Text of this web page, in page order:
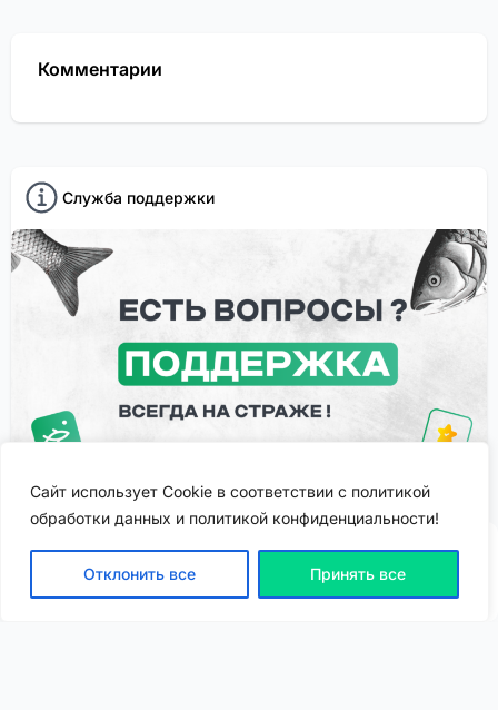
Сайт использует Cookie в соответствии с политикой
обработки данных и политикой конфиденциальности!
Отклонить все Принять все
Комментарии
Служба поддержки
Если у вас появились трудности или вопросы - задайте
Сервисы FisheryApp
ВХОД | РЕГИСТРАЦИЯ